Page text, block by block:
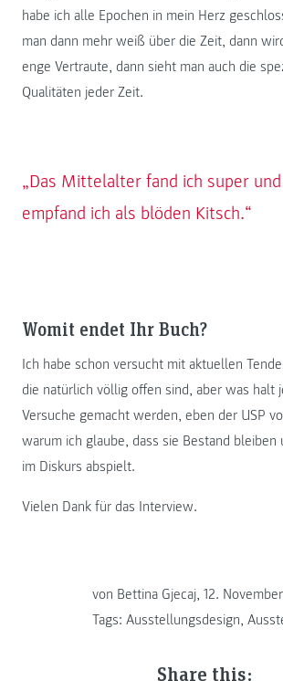
habe ich alle Epochen in mein Herz
man dann mehr weiß über die Zeit, dann
enge Vertraute, dann sieht man auch die
Qualitäten jeder Zeit.
„Das Mittelalter fand ich super
empfand ich als blöden Kitsch.“
Womit endet Ihr Buch?
Ich habe schon versucht mit aktuellen
die natürlich völlig offen sind, aber was halt
Versuche gemacht werden, eben der USP
warum ich glaube, dass sie Bestand bleiben
im Diskurs abspielt.
Vielen Dank für das Interview.
von Bettina Gjecaj, 12.
Tags: Ausstellungsdesign,
Share this: